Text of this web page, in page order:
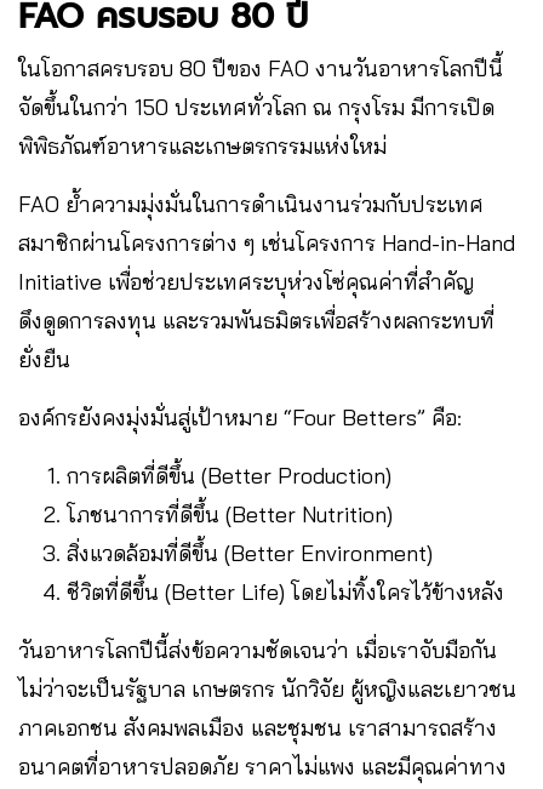
FAO ครบรอบ 80 ปี
ในโอกาสครบรอบ 80 ปีของ FAO งานวันอาหารโลกปีนี้
จัดขึ้นในกว่า 150 ประเทศทั่วโลก ณ กรุงโรม มีการเปิด
พิพิธภัณฑ์อาหารและเกษตรกรรมแห่งใหม่
FAO ย้ำความมุ่งมั่นในการดำเนินงานร่วมกับประเทศ
สมาชิกผ่านโครงการต่าง ๆ เช่นโครงการ Hand-in-Hand
Initiative เพื่อช่วยประเทศระบุห่วงโซ่คุณค่าที่สำคัญ
ดึงดูดการลงทุน และรวมพันธมิตรเพื่อสร้างผลกระทบที่
ยั่งยืน
องค์กรยังคงมุ่งมั่นสู่เป้าหมาย “Four Betters” คือ:
การผลิตที่ดีขึ้น (Better Production)
โภชนาการที่ดีขึ้น (Better Nutrition)
สิ่งแวดล้อมที่ดีขึ้น (Better Environment)
ชีวิตที่ดีขึ้น (Better Life) โดยไม่ทิ้งใครไว้ข้างหลัง
วันอาหารโลกปีนี้ส่งข้อความชัดเจนว่า เมื่อเราจับมือกัน
ไม่ว่าจะเป็นรัฐบาล เกษตรกร นักวิจัย ผู้หญิงและเยาวชน
ภาคเอกชน สังคมพลเมือง และชุมชน เราสามารถสร้าง
อนาคตที่อาหารปลอดภัย ราคาไม่แพง และมีคุณค่าทาง